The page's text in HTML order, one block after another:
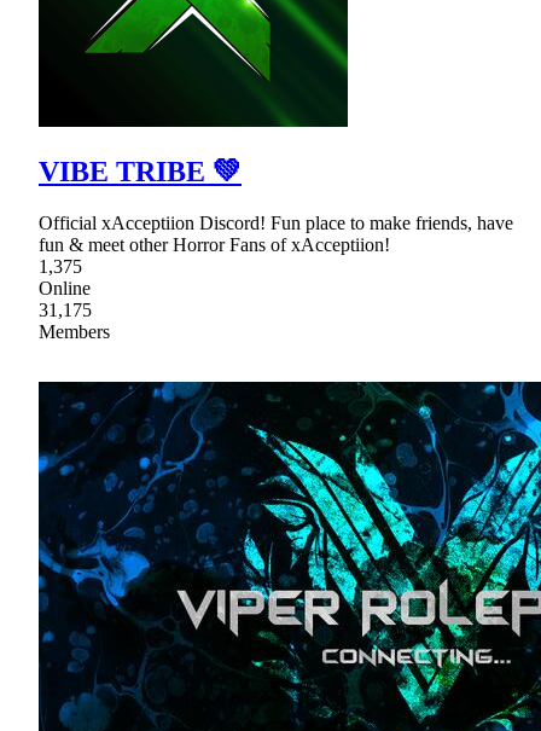
VIBE TRIBE 💚
Official xAcceptiion Discord! Fun place to make friends, have
fun & meet other Horror Fans of xAcceptiion!
1,375
Online
31,175
Members